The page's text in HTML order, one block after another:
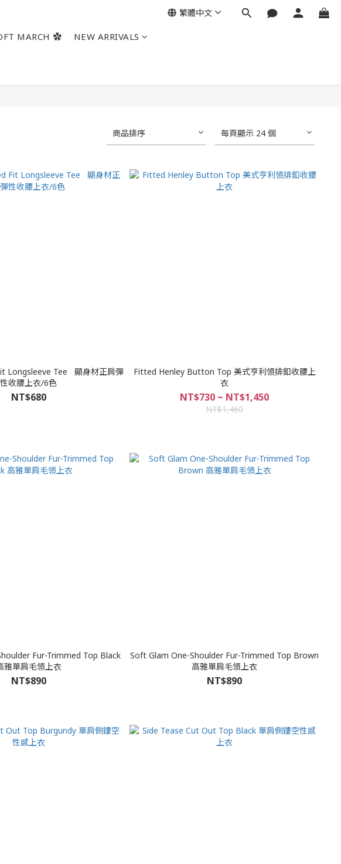
MARCH ✿ NEW ARRIVALS
繁體中文
商品排序 每頁顯示 24 個
Longsleeve Tee 顯身材正肩彈
性收腰上衣/6色
NT$680
Fitted Henley Button Top 美式亨利領排釦收腰上
衣
NT$730 ~ NT$1,450
NT$1,460
Fur-Trimmed Top Black
雅單肩毛領上衣
NT$890
Soft Glam One-Shoulder Fur-Trimmed Top Brown
高雅單肩毛領上衣
NT$890